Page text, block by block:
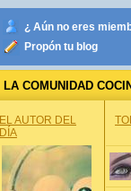
¿ Aún no eres
Propón tu blog
LA COMUNIDAD
EL AUTOR DEL
DÍA